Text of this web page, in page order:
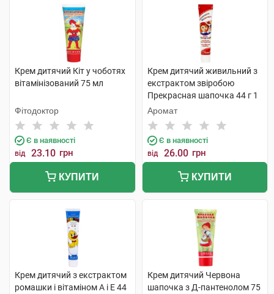
Крем дитячий Кіт у чоботях
вітамінізований 75 мл
Фітодоктор
Є в наявності
від 23.10 грн
КУПИТИ
Крем дитячий живильний з
екстрактом звіробою
Прекрасная шапочка 44 г 1
туба
Аромат
Є в наявності
від 26.00 грн
КУПИТИ
Крем дитячий з екстрактом
ромашки і вітаміном А і Е 44
Крем дитячий Червона
шапочка з Д-пантенолом 75